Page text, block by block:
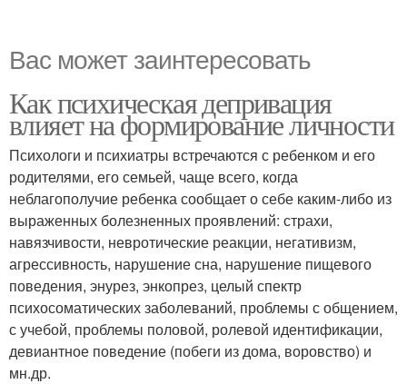
Вас может заинтересовать
Как психическая депривация
влияет на формирование личности
Психологи и психиатры встречаются с ребенком и его
родителями, его семьей, чаще всего, когда
неблагополучие ребенка сообщает о себе каким-либо из
выраженных болезненных проявлений: страхи,
навязчивости, невротические реакции, негативизм,
агрессивность, нарушение сна, нарушение пищевого
поведения, энурез, энкопрез, целый спектр
психосоматических заболеваний, проблемы с общением,
с учебой, проблемы половой, ролевой идентификации,
девиантное поведение (побеги из дома, воровство) и
мн.др.